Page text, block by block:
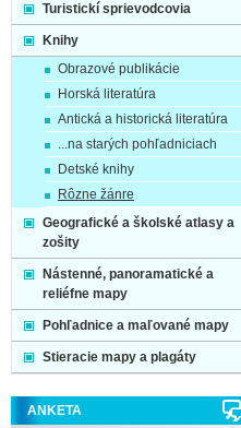
Turistickí sprievodcovia
Knihy
Obrazové publikácie
Horská literatúra
Antická a historická literatúra
...na starých pohľadniciach
Detské knihy
Rôzne žánre
Geografické a školské atlasy a
zošity
Nástenné, panoramatické a
reliéfne mapy
Pohľadnice a maľované mapy
Stieracie mapy a plagáty
ANKETA